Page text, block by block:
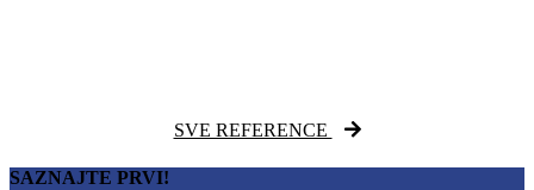
SVE REFERENCE
SAZNAJTE PRVI!